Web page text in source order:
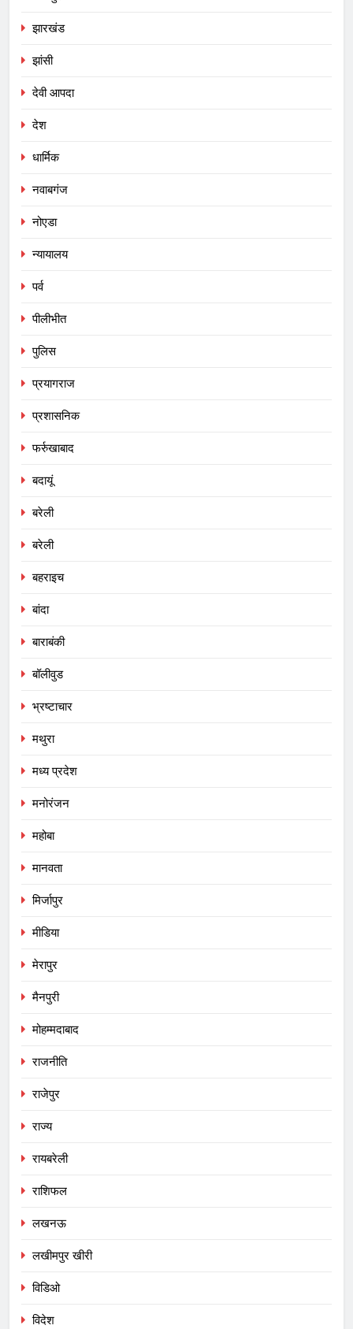
झारखंड
झांसी
देवी आपदा
देश
धार्मिक
नवाबगंज
नोएडा
न्यायालय
पर्व
पीलीभीत
पुलिस
प्रयागराज
प्रशासनिक
फर्रुखाबाद
बदायूं
बरेली
बरेली
बहराइच
बांदा
बाराबंकी
बॉलीवुड
भ्रष्टाचार
मथुरा
मध्य प्रदेश
मनोरंजन
महोबा
मानवता
मिर्जापुर
मीडिया
मेरापुर
मैनपुरी
मोहम्मदाबाद
राजनीति
राजेपुर
राज्य
रायबरेली
राशिफल
लखनऊ
लखीमपुर खीरी
विडिओ
विदेश